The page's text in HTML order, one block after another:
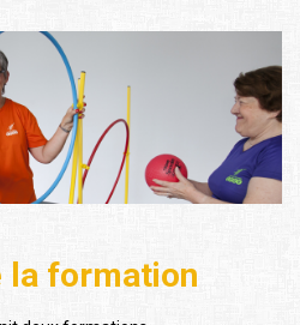
la formation